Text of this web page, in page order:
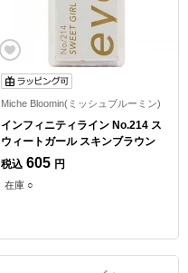
Miche Bloomin(ミッシュブルーミン)
インフィニティライン No.214 ス
ウィートガール スキンブラウン
税込 605 円
在庫 ○